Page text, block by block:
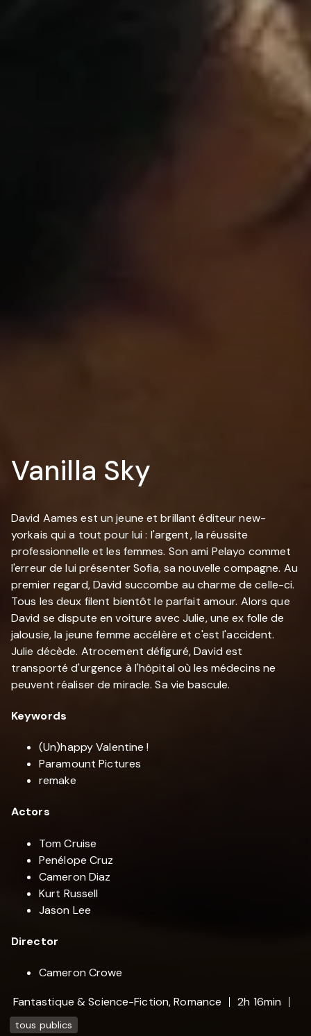
Vanilla Sky
David Aames est un jeune et brillant éditeur new-
yorkais qui a tout pour lui : l'argent, la réussite
professionnelle et les femmes. Son ami Pelayo commet
l'erreur de lui présenter Sofia, sa nouvelle compagne. Au
premier regard, David succombe au charme de celle-ci.
Tous les deux filent bientôt le parfait amour. Alors que
David se dispute en voiture avec Julie, une ex folle de
jalousie, la jeune femme accélère et c'est l'accident.
Julie décède. Atrocement défiguré, David est
transporté d'urgence à l'hôpital où les médecins ne
peuvent réaliser de miracle. Sa vie bascule.
Keywords
(Un)happy Valentine !
Paramount Pictures
remake
Actors
Tom Cruise
Penélope Cruz
Cameron Diaz
Kurt Russell
Jason Lee
Director
Cameron Crowe
Fantastique & Science-Fiction, Romance
2h 16min
tous publics